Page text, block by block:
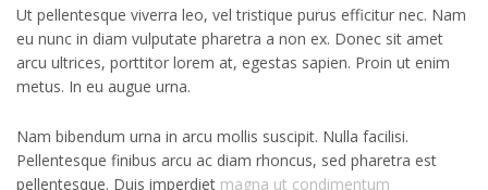
Ut pellentesque viverra leo, vel tristique purus efficitur nec. Nam
eu nunc in diam vulputate pharetra a non ex. Donec sit amet
arcu ultrices, porttitor lorem at, egestas sapien. Proin ut enim
metus. In eu augue urna.
Nam bibendum urna in arcu mollis suscipit. Nulla facilisi.
Pellentesque finibus arcu ac diam rhoncus, sed pharetra est
pellentesque. Duis imperdiet magna ut condimentum